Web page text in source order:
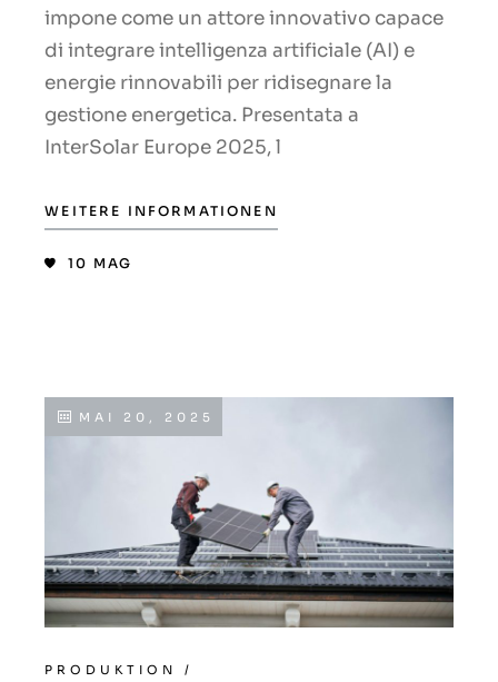
impone come un attore innovativo capace
di integrare intelligenza artificiale (AI) e
energie rinnovabili per ridisegnare la
gestione energetica. Presentata a
InterSolar Europe 2025, l
WEITERE INFORMATIONEN
10 MAG
MAI 20, 2025
PRODUKTION /